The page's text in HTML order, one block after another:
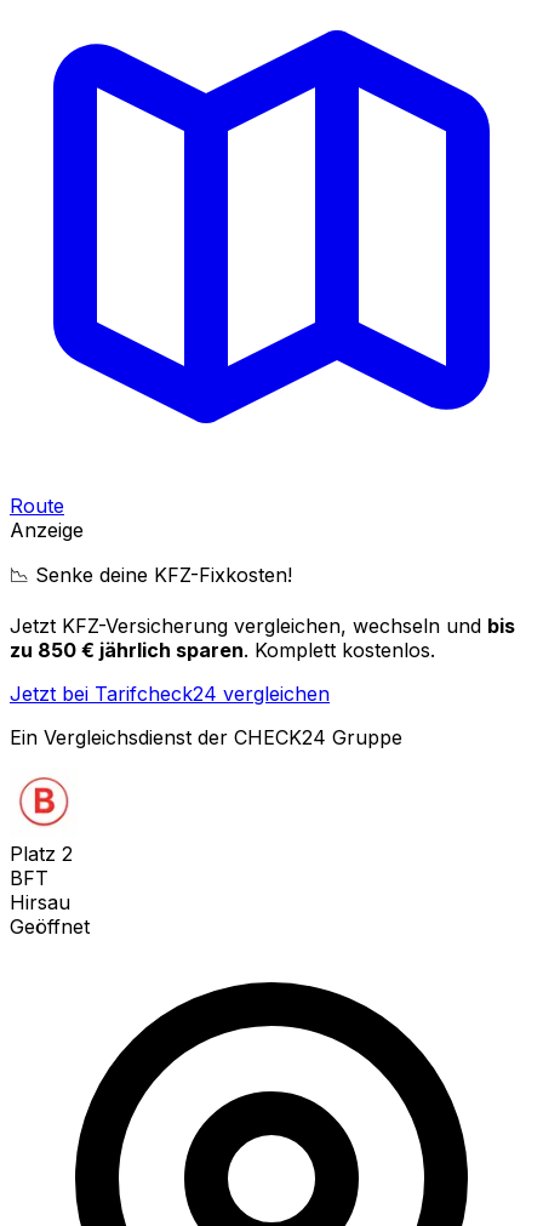
Route
Anzeige
📉 Senke deine KFZ-Fixkosten!
Jetzt KFZ-Versicherung vergleichen, wechseln und bis
zu 850 € jährlich sparen. Komplett kostenlos.
Jetzt bei Tarifcheck24 vergleichen
Ein Vergleichsdienst der CHECK24 Gruppe
Platz 2
BFT
Hirsau
Geöffnet